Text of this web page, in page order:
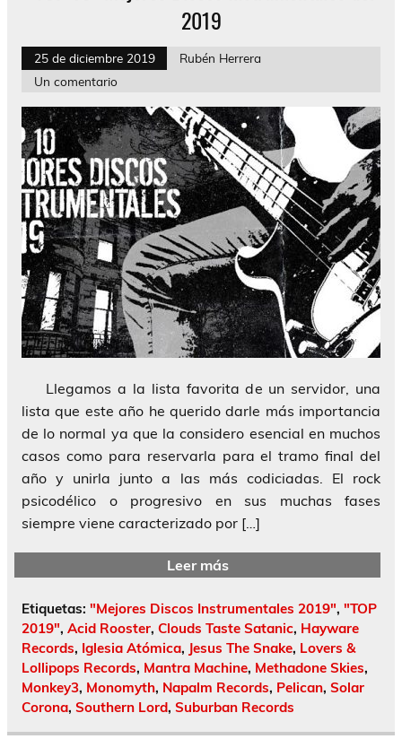
2019
25 de diciembre 2019
Rubén Herrera
Un comentario
Llegamos a la lista favorita de un servidor, una
lista que este año he querido darle más importancia
de lo normal ya que la considero esencial en muchos
casos como para reservarla para el tramo final del
año y unirla junto a las más codiciadas. El rock
psicodélico o progresivo en sus muchas fases
siempre viene caracterizado por […]
Leer más
Etiquetas: "Mejores Discos Instrumentales 2019", "TOP
2019", Acid Rooster, Clouds Taste Satanic, Hayware
Records, Iglesia Atómica, Jesus The Snake, Lovers &
Lollipops Records, Mantra Machine, Methadone Skies,
Monkey3, Monomyth, Napalm Records, Pelican, Solar
Corona, Southern Lord, Suburban Records